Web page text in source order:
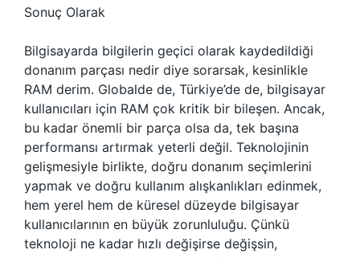
Sonuç Olarak
Bilgisayarda bilgilerin geçici olarak kaydedildiği
donanım parçası nedir diye sorarsak, kesinlikle
RAM derim. Globalde de, Türkiye’de de, bilgisayar
kullanıcıları için RAM çok kritik bir bileşen. Ancak,
bu kadar önemli bir parça olsa da, tek başına
performansı artırmak yeterli değil. Teknolojinin
gelişmesiyle birlikte, doğru donanım seçimlerini
yapmak ve doğru kullanım alışkanlıkları edinmek,
hem yerel hem de küresel düzeyde bilgisayar
kullanıcılarının en büyük zorunluluğu. Çünkü
teknoloji ne kadar hızlı değişirse değişsin,